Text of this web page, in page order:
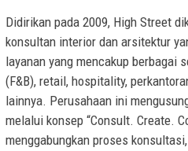
Didirikan pada 2009, High Street
konsultan interior dan arsitektur
layanan yang mencakup berbagai
(F&B), retail, hospitality,
lainnya. Perusahaan ini
melalui konsep “Consult. Create.
menggabungkan proses